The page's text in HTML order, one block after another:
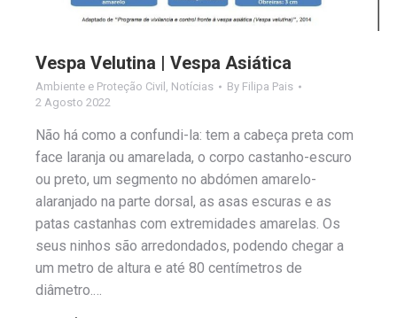
Vespa Velutina | Vespa Asiática
Ambiente e Proteção Civil , Notícias By Filipa Pais
2 Agosto 2022
Não há como a confundi-la: tem a cabeça preta com
face laranja ou amarelada, o corpo castanho-escuro
ou preto, um segmento no abdómen amarelo-
alaranjado na parte dorsal, as asas escuras e as
patas castanhas com extremidades amarelas. Os
seus ninhos são arredondados, podendo chegar a
um metro de altura e até 80 centímetros de
diâmetro.…